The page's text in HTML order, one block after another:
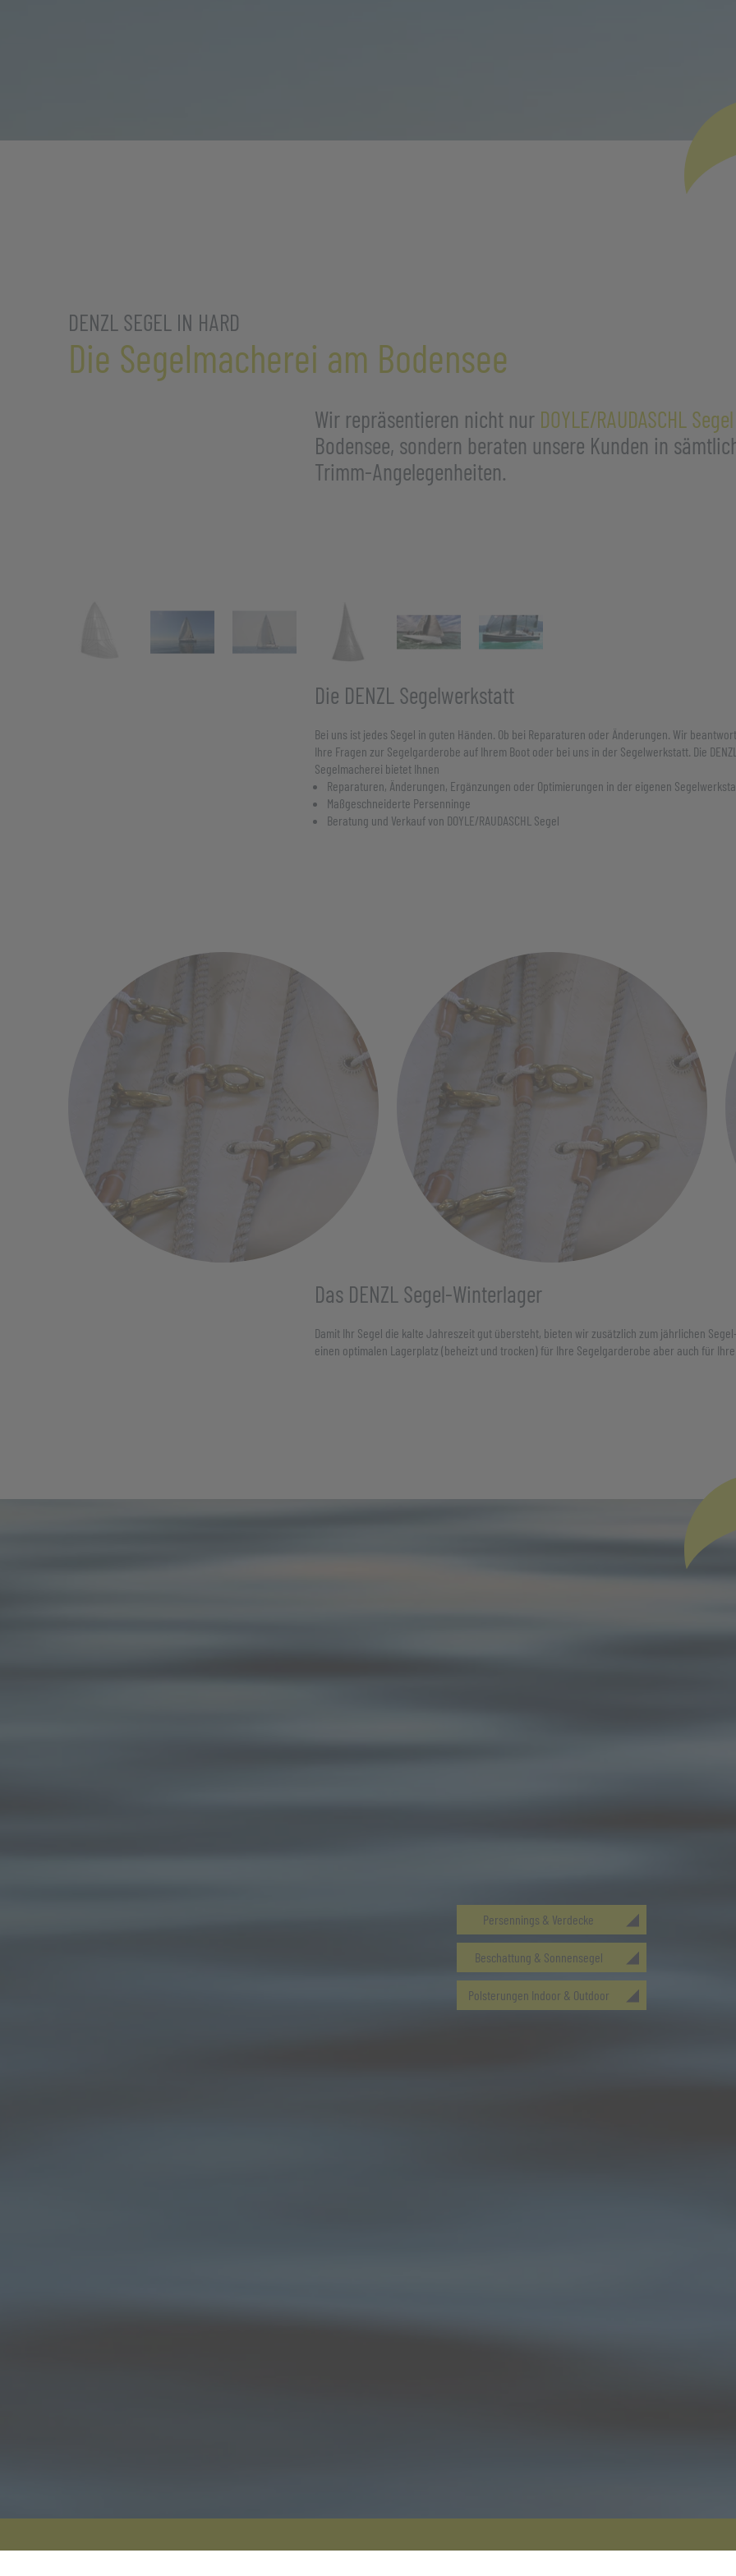
DENZL SEGEL IN HARD
Die Segelmacherei am Bodensee
Wir repräsentieren nicht nur DOYLE/RAUDASCHL
Bodensee, sondern beraten unsere Kunden in
Trimm-Angelegenheiten.
Die DENZL Segelwerkstatt
Bei uns ist jedes Segel in guten Händen. Ob bei Reparaturen oder Änderungen. Wir
Ihre Fragen zur Segelgarderobe auf Ihrem Boot oder bei uns in der Segelwerkstatt. Die
Segelmacherei bietet Ihnen
Reparaturen, Änderungen, Ergänzungen oder Optimierungen in der eigenen
Maßgeschneiderte Persenninge
Beratung und Verkauf von DOYLE/RAUDASCHL Segel
Das DENZL Segel-Winterlager
Damit Ihr Segel die kalte Jahreszeit gut übersteht, bieten wir zusätzlich zum jährlichen
einen optimalen Lagerplatz (beheizt und trocken) für Ihre Segelgarderobe aber auch für
Persennings & Verdecke
Beschattung & Sonnensegel
Polsterungen Indoor & Outdoor